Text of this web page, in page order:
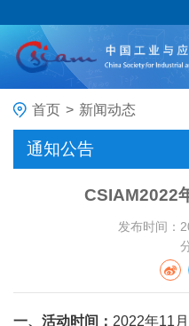
首页 > 新闻动态
通知公告
CSIAM2022
发布时间：
一、活动时间： 2022年11 月